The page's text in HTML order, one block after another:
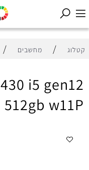
קטלוג / מחשבים /
i5 gen12
w11P